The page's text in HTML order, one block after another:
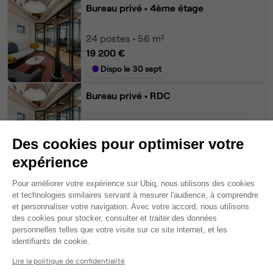
Bureau privé • 4ème étage
24 postes • 56 m²
19 200 €
Dispo le 30 sept
Bureau privé • RDC
5 100 €
Bureau privé• 2ème étage
10
postes • 40 m²
6 660 €
Des cookies pour optimiser votre
expérience
Plateforme de Gestion du
Pour améliorer votre expérience sur Ubiq, nous utilisons des cookies
et technologies similaires servant à mesurer l'audience, à comprendre
et personnaliser votre navigation. Avec votre accord, nous utilisons
des cookies pour stocker, consulter et traiter des données
personnelles telles que votre visite sur ce site internet, et les
identifiants de cookie.
Lire la politique de confidentialité